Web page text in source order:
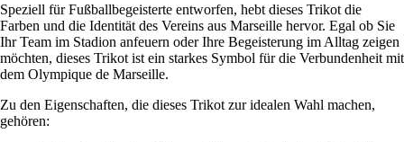
Speziell für Fußballbegeisterte entworfen, hebt dieses Trikot die
Farben und die Identität des Vereins aus Marseille hervor. Egal ob Sie
Ihr Team im Stadion anfeuern oder Ihre Begeisterung im Alltag zeigen
möchten, dieses Trikot ist ein starkes Symbol für die Verbundenheit mit
dem Olympique de Marseille.
Zu den Eigenschaften, die dieses Trikot zur idealen Wahl machen,
gehören: